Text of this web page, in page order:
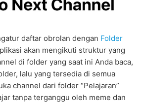
daftar obrolan dengan Folder
akan mengikuti struktur yang
di folder yang saat ini Anda baca,
lalu yang tersedia di semua
channel dari folder “Pelajaran”
tanpa terganggu oleh meme dan